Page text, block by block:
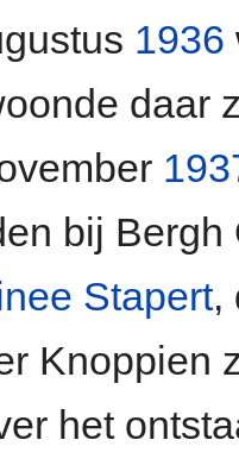
1936
daar
bij
Stapert,
Knoppien
het